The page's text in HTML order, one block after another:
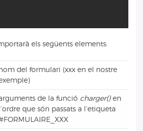
els següents elements:
del formulari (xxx en el nostre
de la funció charger()en
l’ordre que són passats a l’etiqueta